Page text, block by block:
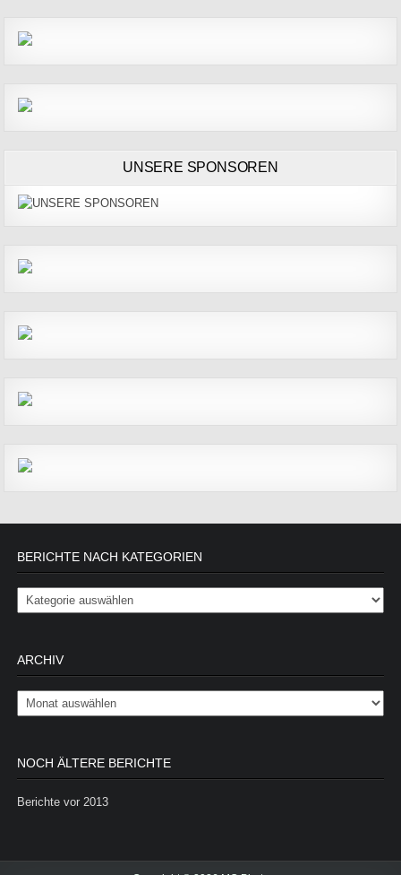
UNSERE SPONSOREN
BERICHTE NACH KATEGORIEN
Berichte nach Kategorien
ARCHIV
Archiv
NOCH ÄLTERE BERICHTE
Berichte vor 2013